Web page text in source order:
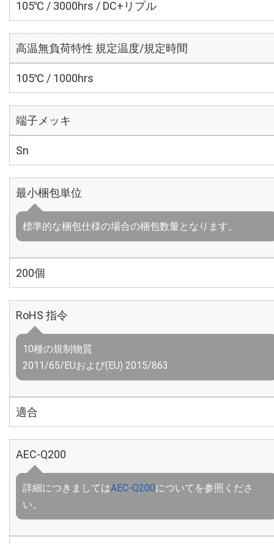
105℃ / 3000hrs / DC+リプル
高温無負荷特性 規定温度/規定時間
105℃ / 1000hrs
端子メッキ
Sn
最小梱包単位
標準的な梱包仕様の場合の梱包数量となります。
200個
RoHS 指令
10種の規制物質
2011/65/EUおよび(EU) 2015/863
適合
AEC-Q200
詳細につきましてはAEC-Q200についてを参照くださ
い。